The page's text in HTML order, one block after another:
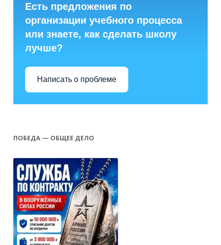
Есть предложения по
организации учебного процесса
или знаете, как сделать школу
лучше?
Написать о проблеме
ПОБЕДА — ОБЩЕЕ ДЕЛО